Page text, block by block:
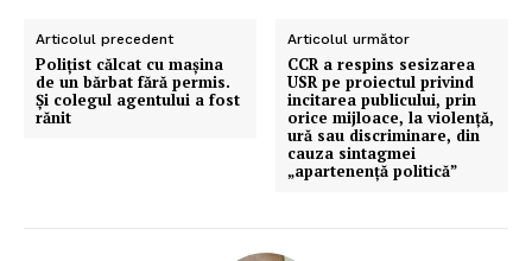
Articolul precedent
Poliţist călcat cu maşina
de un bărbat fără permis.
Și colegul agentului a fost
rănit
Articolul următor
CCR a respins sesizarea
USR pe proiectul privind
incitarea publicului, prin
orice mijloace, la violenţă,
ură sau discriminare, din
cauza sintagmei
„apartenenţă politică”